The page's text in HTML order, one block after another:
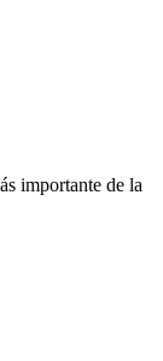
importante de la